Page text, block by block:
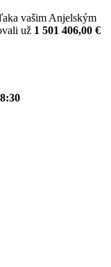
vašim Anjelským
už 1 501 406,00 €